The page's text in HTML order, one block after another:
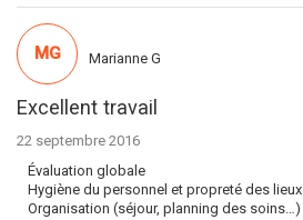
Excellent travail
22 septembre 2016
Évaluation globale
Hygiène du personnel et propreté des lieux
Organisation (séjour, planning des soins…)
MG Marianne G